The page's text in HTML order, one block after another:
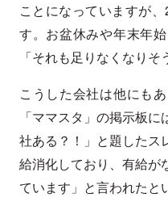
ことになっていますが
す。お盆休みや年末年
「それも足りなくなりそ
こうした会社は他にも
「ママスタ」の掲示板
社ある？！」と題したス
給消化しており、有給が
ています」と言われたと